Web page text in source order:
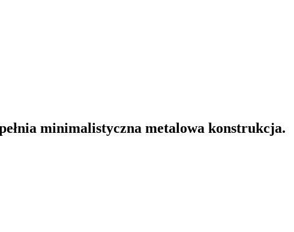
minimalistyczna metalowa konstrukcja.